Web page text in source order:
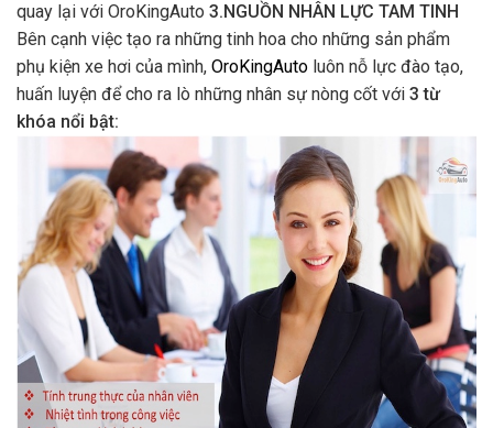
quay lại với OroKingAuto 3.NGUỒN NHÂN LỰC TAM TINH
Bên cạnh việc tạo ra những tinh hoa cho những sản phẩm
phụ kiện xe hơi của mình, OroKingAuto luôn nỗ lực đào tạo,
huấn luyện để cho ra lò những nhân sự nòng cốt với 3 từ
khóa nổi bật: